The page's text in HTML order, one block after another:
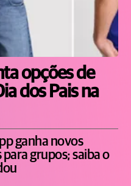
opções de
dos Pais na
ganha novos
para grupos; saiba o